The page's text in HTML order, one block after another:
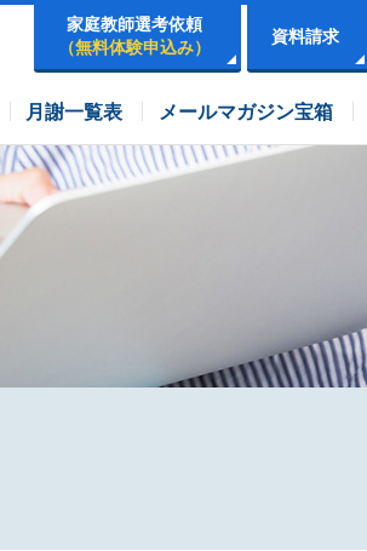
家庭教師選考依頼
（無料体験申込み）
資料請求
四谷大塚コース 市進学院コース
月謝一覧表 メールマガジン宝箱